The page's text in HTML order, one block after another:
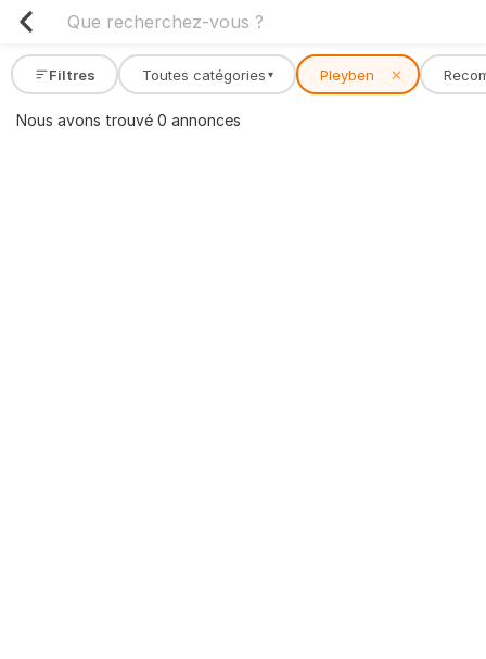
Filtres Toutes catégories ▾ Pleyben ✕
Nous avons trouvé 0 annonces